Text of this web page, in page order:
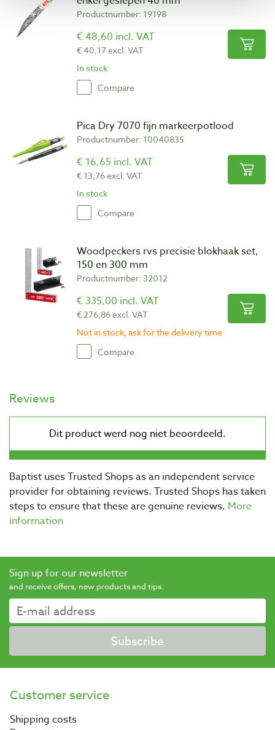
Productnumber: 19198
€ 48,60 incl. VAT
€ 40,17 excl. VAT
In stock
Compare
Pica Dry 7070 fijn markeerpotlood
Productnumber: 10040835
€ 16,65 incl. VAT
€ 13,76 excl. VAT
In stock
Compare
Woodpeckers rvs precisie blokhaak set,
150 en 300 mm
Productnumber: 32012
€ 335,00 incl. VAT
€ 276,86 excl. VAT
Not in stock, ask for the delivery time
Compare
Reviews
Baptist uses Trusted Shops as an independent service
provider for obtaining reviews. Trusted Shops has taken
steps to ensure that these are genuine reviews. More
information
Sign up for our newsletter
and receive offers, new products and tips.
Subscribe
Customer service
Shipping costs